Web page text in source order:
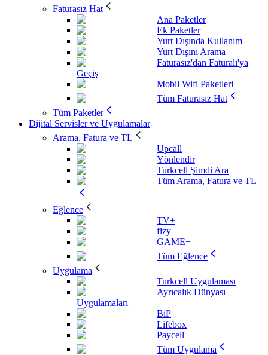
Faturasız Hat
Ana Paketler
Ek Paketler
Yurt Dışında Kullanım
Yurt Dışını Arama
Faturasız'dan Faturalı'ya
Geçiş
Mobil Wifi Paketleri
Tüm Faturasız Hat
Tüm Paketler
Dijital Servisler ve Uygulamalar
Arama, Fatura ve TL
Upcall
Yönlendir
Turkcell Şimdi Ara
Tüm Arama, Fatura ve TL
Eğlence
TV+
fizy
GAME+
Tüm Eğlence
Uygulama
Turkcell Uygulaması
Ayrıcalık Dünyası
Uygulamaları
BiP
Lifebox
Paycell
Tüm Uygulama